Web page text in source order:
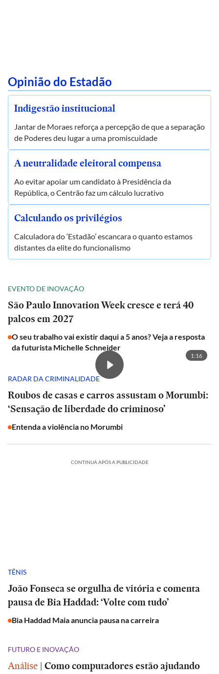
Opinião do Estadão
Indigestão institucional
Jantar de Moraes reforça a percepção de que a separação
de Poderes deu lugar a uma promiscuidade
A neutralidade eleitoral compensa
Ao evitar apoiar um candidato à Presidência da
República, o Centrão faz um cálculo lucrativo
Calculando os privilégios
Calculadora do ‘Estadão’ escancara o quanto estamos
distantes da elite do funcionalismo
EVENTO DE INOVAÇÃO
São Paulo Innovation Week cresce e terá 40
palcos em 2027
O seu trabalho vai existir daqui a 5 anos? Veja a resposta
da futurista Michelle Schneider
1:16
RADAR DA CRIMINALIDADE
Roubos de casas e carros assustam o Morumbi:
‘Sensação de liberdade do criminoso’
Entenda a violência no Morumbi
CONTINUA APÓS A PUBLICIDADE
TÊNIS
João Fonseca se orgulha de vitória e comenta
pausa de Bia Haddad: ‘Volte com tudo’
Bia Haddad Maia anuncia pausa na carreira
FUTURO E INOVAÇÃO
Análise | Como computadores estão ajudando